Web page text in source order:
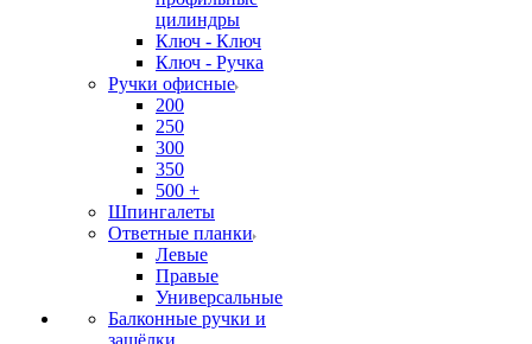
цилиндры
Ключ - Ключ
Ключ - Ручка
Ручки офисные
200
250
300
350
500 +
Шпингалеты
Ответные планки
Левые
Правые
Универсальные
Балконные ручки и
защёлки